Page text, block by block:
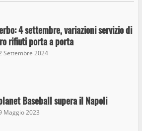
4 settembre, variazioni servizio di
rifiuti porta a porta
Settembre 2024
Baseball supera il Napoli
Maggio 2023